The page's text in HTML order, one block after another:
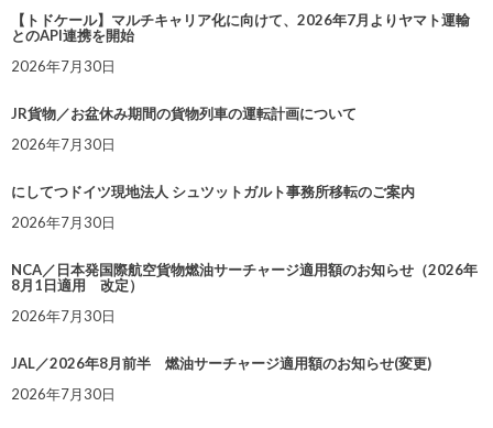
【トドケール】マルチキャリア化に向けて、2026年7月よりヤマト運輸
とのAPI連携を開始
2026年7月30日
JR貨物／お盆休み期間の貨物列車の運転計画について
2026年7月30日
にしてつドイツ現地法人 シュツットガルト事務所移転のご案内
2026年7月30日
NCA／日本発国際航空貨物燃油サーチャージ適用額のお知らせ（2026年
8月1日適用 改定）
2026年7月30日
JAL／2026年8月前半 燃油サーチャージ適用額のお知らせ(変更)
2026年7月30日